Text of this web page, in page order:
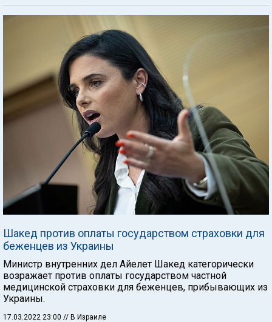
Шакед против оплаты государством страховки для
беженцев из Украины
Министр внутренних дел Айелет Шакед категорически
возражает против оплаты государством частной
медицинской страховки для беженцев, прибывающих из
Украины.
17.03.2022 23:00 // В Израиле